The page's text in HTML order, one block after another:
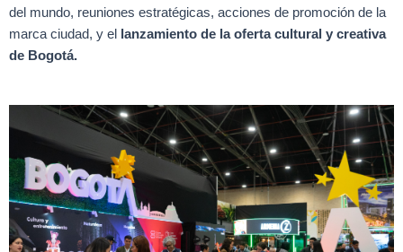
del mundo, reuniones estratégicas, acciones de promoción de la
marca ciudad, y el
lanzamiento de la oferta cultural y creativa
de Bogotá.